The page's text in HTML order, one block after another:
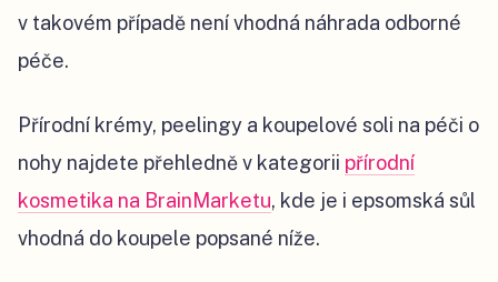
v takovém případě není vhodná náhrada odborné
péče.
Přírodní krémy, peelingy a koupelové soli na péči o
nohy najdete přehledně v kategorii přírodní
kosmetika na BrainMarketu, kde je i epsomská sůl
vhodná do koupele popsané níže.